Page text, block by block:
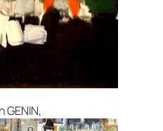
GENIN,